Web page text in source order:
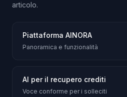
articolo.
Piattaforma AINORA
Panoramica e funzionalità
AI per il recupero crediti
Voce conforme per i solleciti